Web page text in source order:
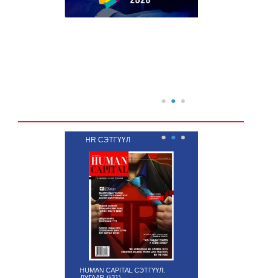
● ● ●
HR СЭТГҮҮЛ
HUMAN CAPITAL СЭТГҮҮЛ.
● ● ●